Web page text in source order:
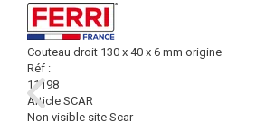
Couteau droit 130 x 40 x 6 mm origine
Réf :
11198
Article SCAR
Non visible site Scar